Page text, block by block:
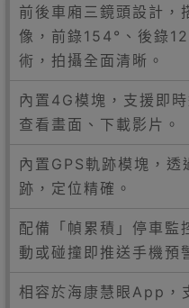
前後車廂三鏡頭設計
像，前錄154°、後錄
術，拍攝全面清晰。
內置4G模塊，支援即
查看畫面、下載影片。
內置GPS軌跡模塊，
跡，定位精確。
配備「幀累積」停車
動或碰撞即推送手機預
相容於海康慧眼App，